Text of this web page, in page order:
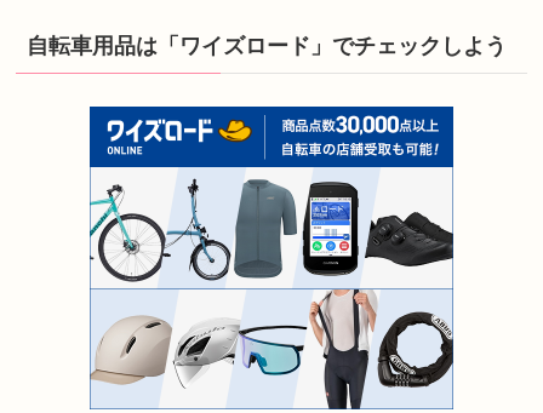
自転車用品は「ワイズロード」でチェックしよう